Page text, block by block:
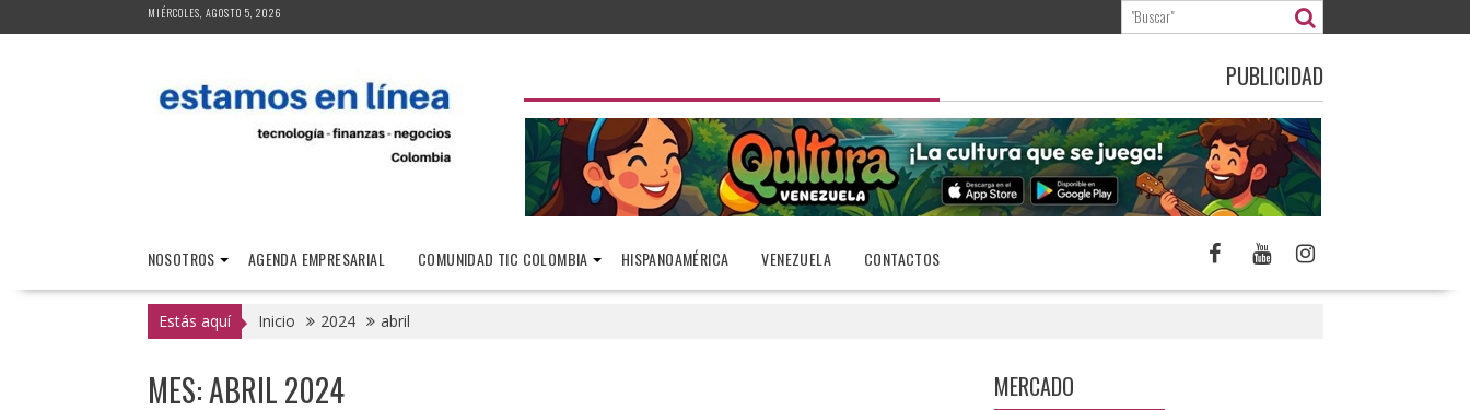
al
MIÉRCOLES, AGOSTO 5, 2026
PUBLICIDAD
NOSOTROS AGENDA EMPRESARIAL COMUNIDAD TIC COLOMBIA HISPANOAMÉRICA VENEZUELA CONTACTOS
Estás aquí Inicio 2024 abril
MES:ABRIL 2024 MERCADO